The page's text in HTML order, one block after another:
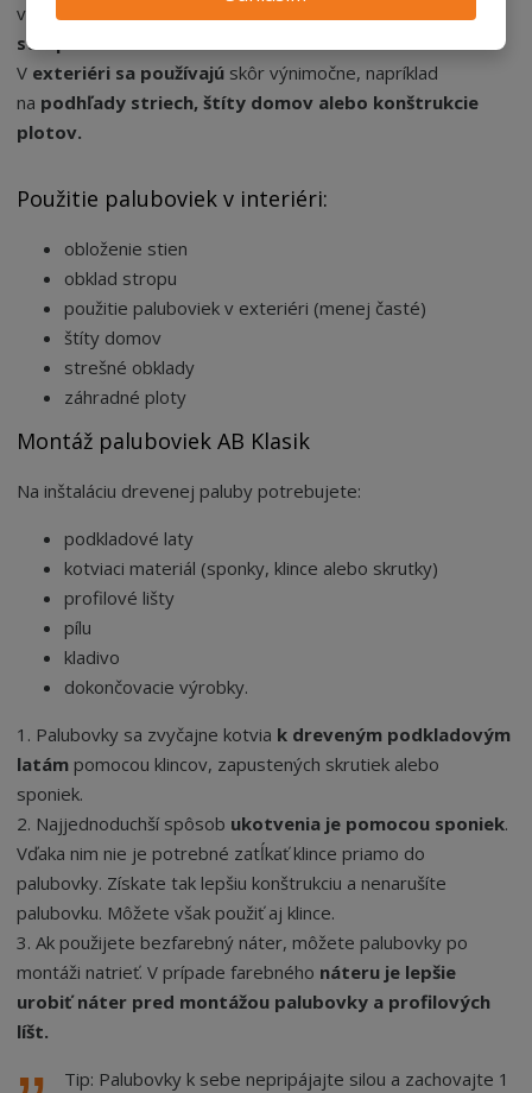
vplyvmi. Používajú sa najmä
stropov.
V exteriéri sa používajú skôr výnimočne, napríklad
na podhľady striech, štíty domov alebo konštrukcie
plotov.
Použitie paluboviek v interiéri:
obloženie stien
obklad stropu
použitie paluboviek v exteriéri (menej časté)
štíty domov
strešné obklady
záhradné ploty
Montáž paluboviek AB Klasik
Na inštaláciu drevenej paluby potrebujete:
podkladové laty
kotviaci materiál (sponky, klince alebo skrutky)
profilové lišty
pílu
kladivo
dokončovacie výrobky.
1. Palubovky sa zvyčajne kotvia k dreveným podkladovým
latám pomocou klincov, zapustených skrutiek alebo
sponiek.
2. Najjednoduchší spôsob ukotvenia je pomocou sponiek.
Vďaka nim nie je potrebné zatĺkať klince priamo do
palubovky. Získate tak lepšiu konštrukciu a nenarušíte
palubovku. Môžete však použiť aj klince.
3. Ak použijete bezfarebný náter, môžete palubovky po
montáži natrieť. V prípade farebného náteru je lepšie
urobiť náter pred montážou palubovky a profilových
líšt.
Tip: Palubovky k sebe nepripájajte silou a zachovajte 1